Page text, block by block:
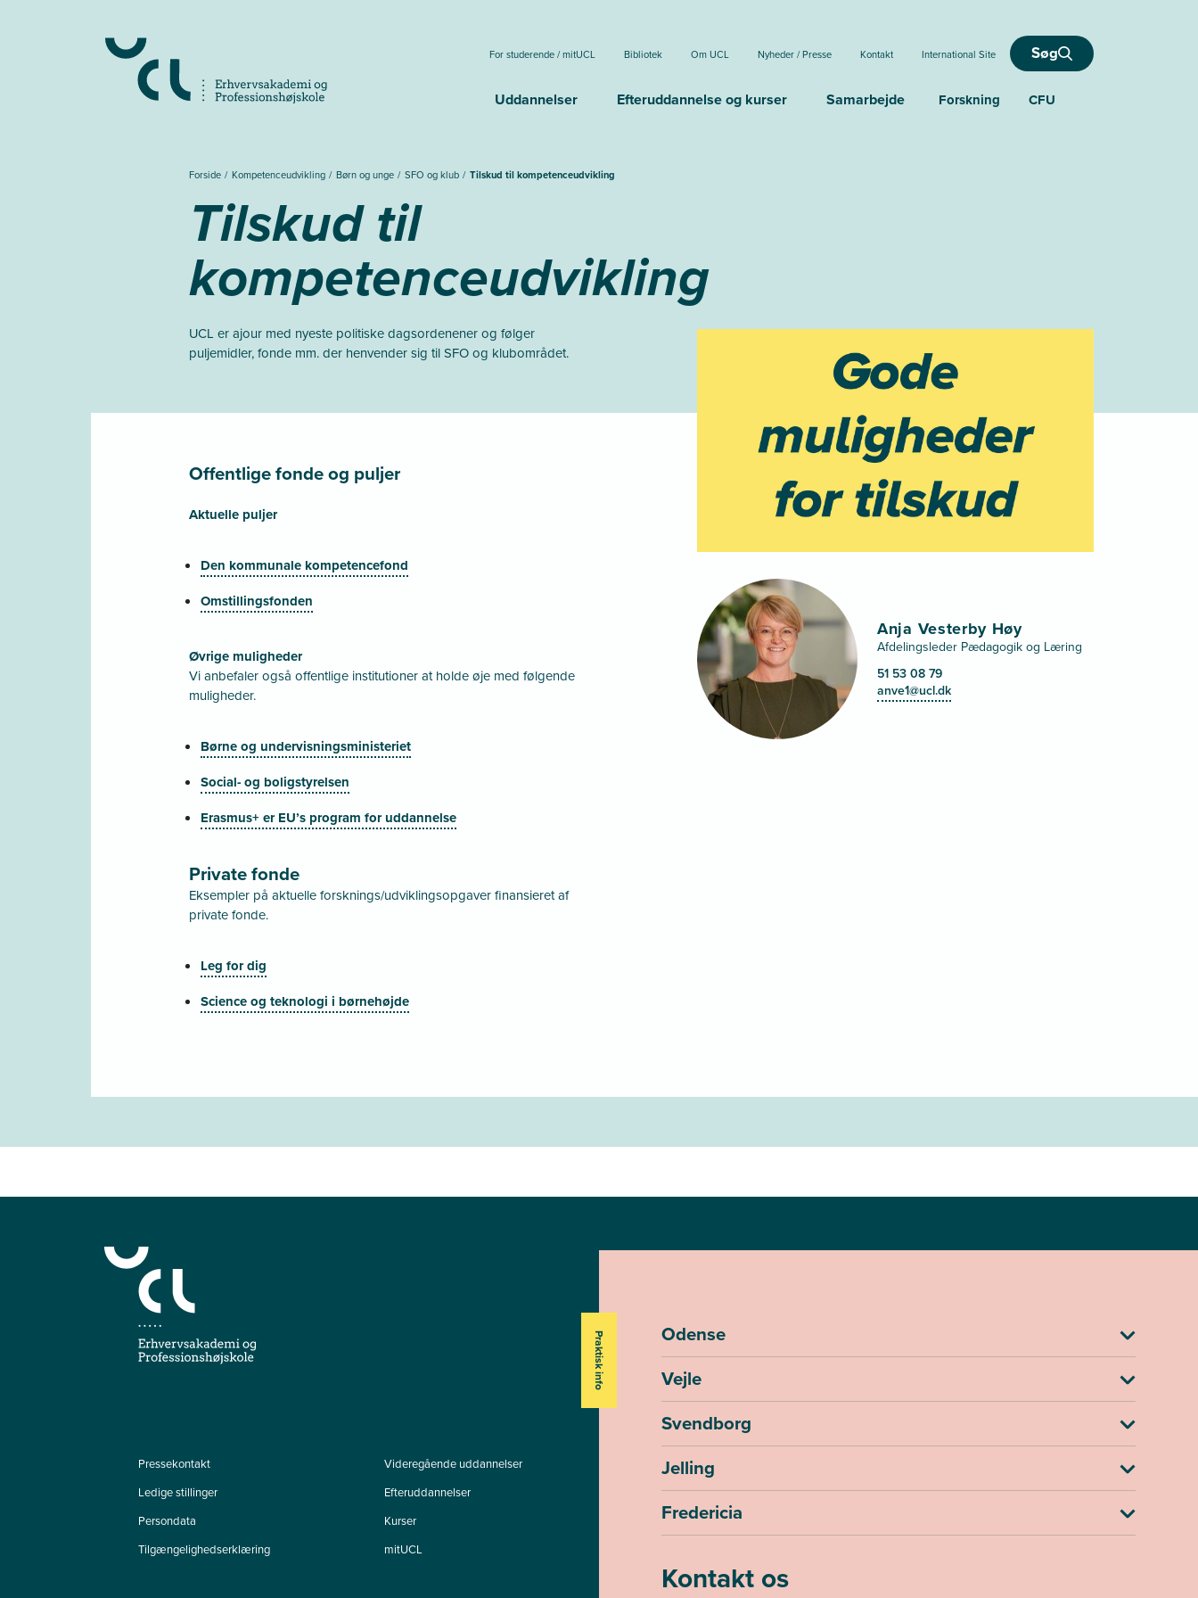
For studerende / mitUCL Bibliotek Om UCL Nyheder / Presse Kontakt International Site Søg
Uddannelser Efteruddannelse og kurser Samarbejde Forskning CFU
Forside Kompetenceudvikling Børn og unge SFO og klub Tilskud til kompetenceudvikling
Tilskud til
kompetenceudvikling
UCL er ajour med nyeste politiske dagsordenener og følger
puljemidler, fonde mm. der henvender sig til SFO og klubområdet.
Offentlige fonde og puljer
Aktuelle puljer
Den kommunale kompetencefond
Omstillingsfonden
Øvrige muligheder
Vi anbefaler også offentlige institutioner at holde øje med følgende
muligheder.
Børne og undervisningsministeriet
Social- og boligstyrelsen
Erasmus+ er EU’s program for uddannelse
Private fonde
Eksempler på aktuelle forsknings/udviklingsopgaver finansieret af
private fonde.
Leg for dig
Science og teknologi i børnehøjde
Anja Vesterby Høy
Afdelingsleder Pædagogik og Læring
51 53 08 79
anve1@ucl.dk
Pressekontakt
Ledige stillinger
Persondata
Tilgængelighedserklæring
Videregående uddannelser
Efteruddannelser
Kurser
mitUCL
Praktisk info
Odense
Vejle
Svendborg
Jelling
Fredericia
Kontakt os